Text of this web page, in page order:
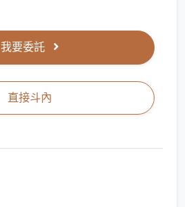
我要委託
直接斗內